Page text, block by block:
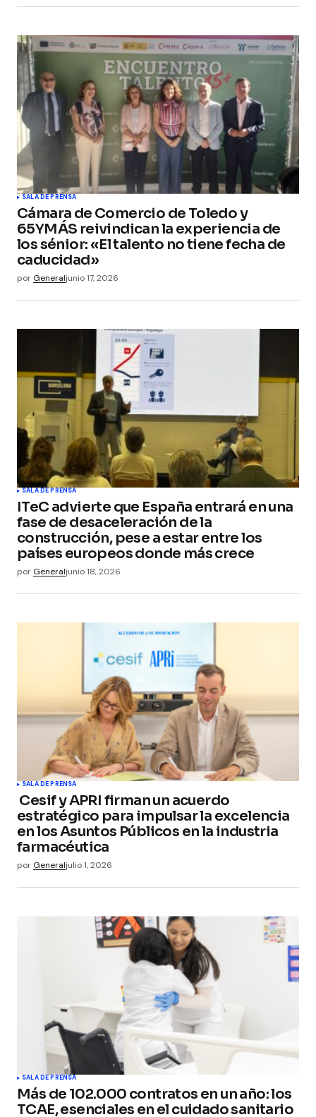
SALA DE PRENSA
Cámara de Comercio de Toledo y
65YMÁS reivindican la experiencia de
los sénior: «El talento no tiene fecha de
caducidad»
por Generaljunio 17, 2026
SALA DE PRENSA
ITeC advierte que España entrará en una
fase de desaceleración de la
construcción, pese a estar entre los
países europeos donde más crece
por Generaljunio 18, 2026
SALA DE PRENSA
Cesif y APRI firman un acuerdo
estratégico para impulsar la excelencia
en los Asuntos Públicos en la industria
farmacéutica
por Generaljulio 1, 2026
SALA DE PRENSA
Más de 102.000 contratos en un año: los
TCAE, esenciales en el cuidado sanitario